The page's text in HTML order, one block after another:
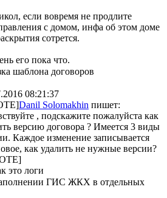
если вовремя не продлите
с домом, инфа об этом доме
сотрется.
его пока что.
шаблона договоров
08:21:37
Danil Solomakhin пишет:
, подскажите пожалуйста как
версию договора ? Имеется 3 виды
Каждое изменение записывается
как удалить не нужные версии?
это логи
ГИС ЖКХ в отдельных